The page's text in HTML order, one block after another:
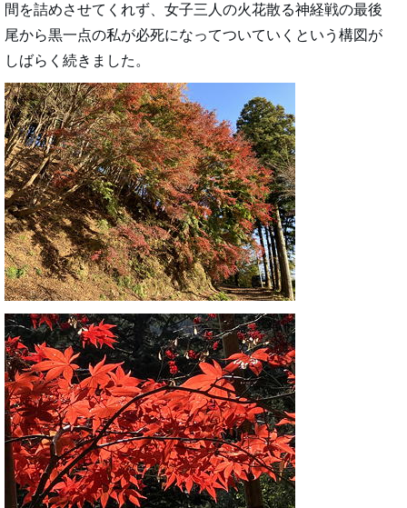
間を詰めさせてくれず、女子三人の火花散る神経戦の最後
尾から黒一点の私が必死になってついていくという構図が
しばらく続きました。